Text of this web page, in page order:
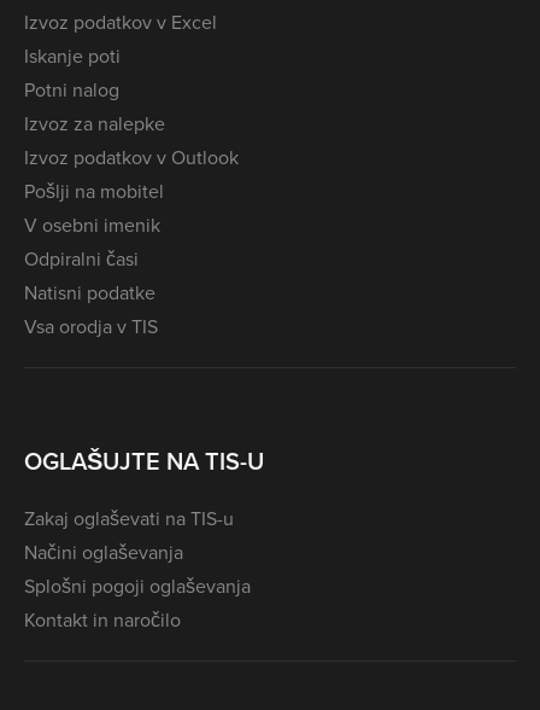
Izvoz podatkov v Excel
Iskanje poti
Potni nalog
Izvoz za nalepke
Izvoz podatkov v Outlook
Pošlji na mobitel
V osebni imenik
Odpiralni časi
Natisni podatke
Vsa orodja v TIS
OGLAŠUJTE NA TIS-U
Zakaj oglaševati na TIS-u
Načini oglaševanja
Splošni pogoji oglaševanja
Kontakt in naročilo